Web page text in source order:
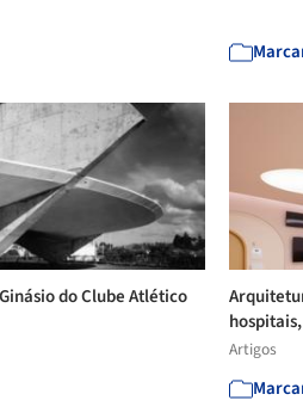
do Clube Atlético
Artigos